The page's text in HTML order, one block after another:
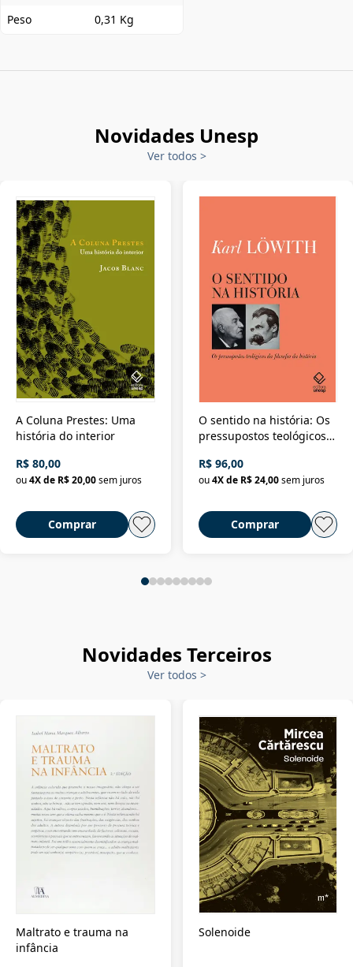
Peso 0,31 Kg
Novidades Unesp
Ver todos >
A Coluna Prestes: Uma
história do interior
R$ 80,00
ou4X de R$ 20,00sem juros
Comprar
O sentido na história: Os
pressupostos teológicos
R$ 96,00
ou 4X de R$ 24,00 sem juros
Comprar
Novidades Terceiros
Ver todos >
Maltrato e trauma na
infância
Solenoide